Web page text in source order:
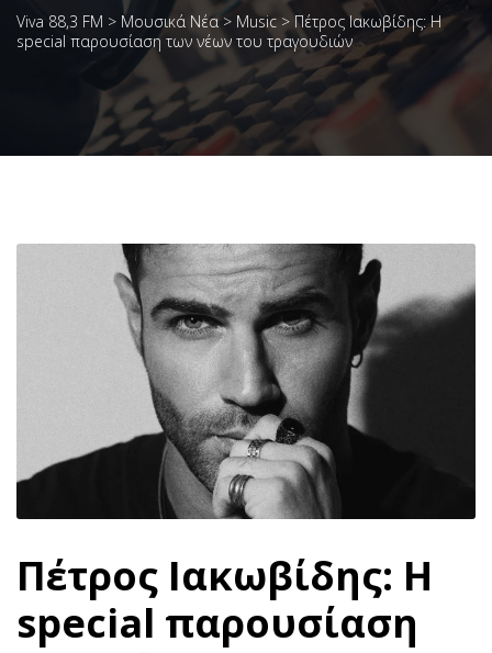
Viva 88,3 FM > Μουσικά Νέα > Music > Πέτρος Ιακωβίδης: Η
special παρουσίαση των νέων του τραγουδιών
Πέτρος Ιακωβίδης: Η
special παρουσίαση